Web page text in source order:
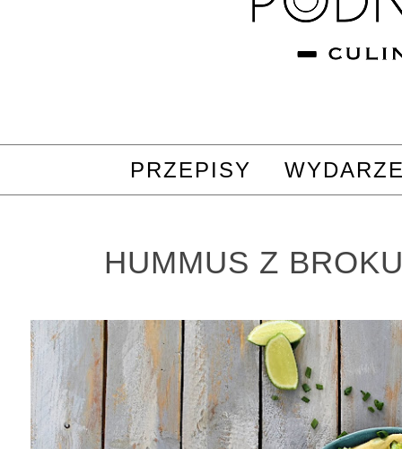
PRZEPISY
HUMMUS Z